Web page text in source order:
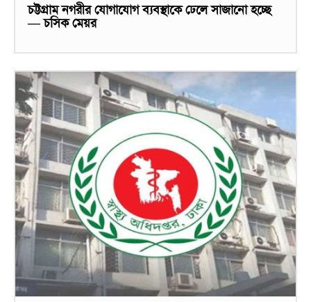
চট্টগ্রাম নগরীর যোগাযোগ ব্যবস্থাকে ঢেলে সাজানো হচ্ছে
— চসিক মেয়র